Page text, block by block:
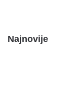
Najnovije